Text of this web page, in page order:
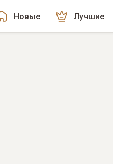
Новые Лучшие